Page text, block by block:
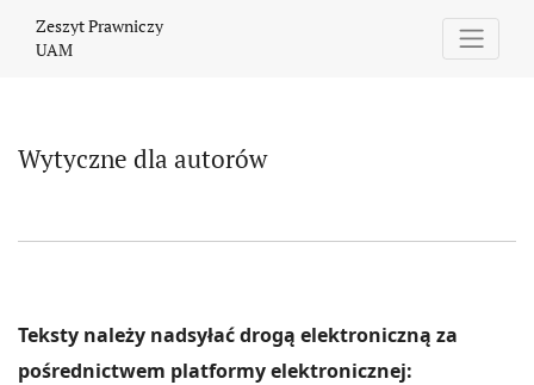
Wytyczne dla autorów
Zeszyt Prawniczy
UAM
Wytyczne dla autorów
Teksty należy nadsyłać drogą elektroniczną za
pośrednictwem platformy elektronicznej: